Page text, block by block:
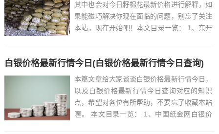
其中也会对今日籽棉花最新价格进行解释，如
果能碰巧解决你现在面临的问题，别忘了关注
本站，现在开始吧！本文目录一览： 1、东开
白银价格最新行情今日(白银价格最新行情今日查询)
本篇文章给大家谈谈白银价格最新行情今日，
以及白银价格最新行情今日查询对应的知识
点，希望对各位有所帮助，不要忘了收藏本站
喔。 本文目录一览： 1、中国纸金网白银价